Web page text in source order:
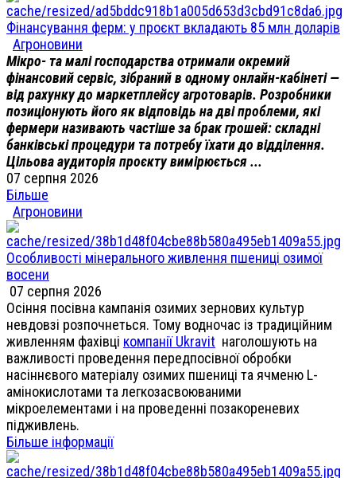
Фінансування ферм: у проєкт вкладають 85 млн доларів
Агроновини
Мікро- та малі господарства отримали окремий
фінансовий сервіс, зібраний в одному онлайн-кабінеті —
від рахунку до маркетплейсу агротоварів. Розробники
позиціонують його як відповідь на дві проблеми, які
фермери називають частіше за брак грошей: складні
банківські процедури та потребу їхати до відділення.
Цільова аудиторія проєкту вимірюється ...
07 серпня 2026
Більше
Агроновини
Особливості мінерального живлення пшениці озимої
восени
07 серпня 2026
Осіння посівна кампанія озимих зернових культур
невдовзі розпочнеться. Тому водночас із традиційним
живленням фахівці компанії Ukravit наголошують на
важливості проведення передпосівної обробки
насіннєвого матеріалу озимих пшениці та ячменю L-
амінокислотами та легкозасвоюваними
мікроелементами і на проведенні позакореневих
підживлень.
Більше інформації